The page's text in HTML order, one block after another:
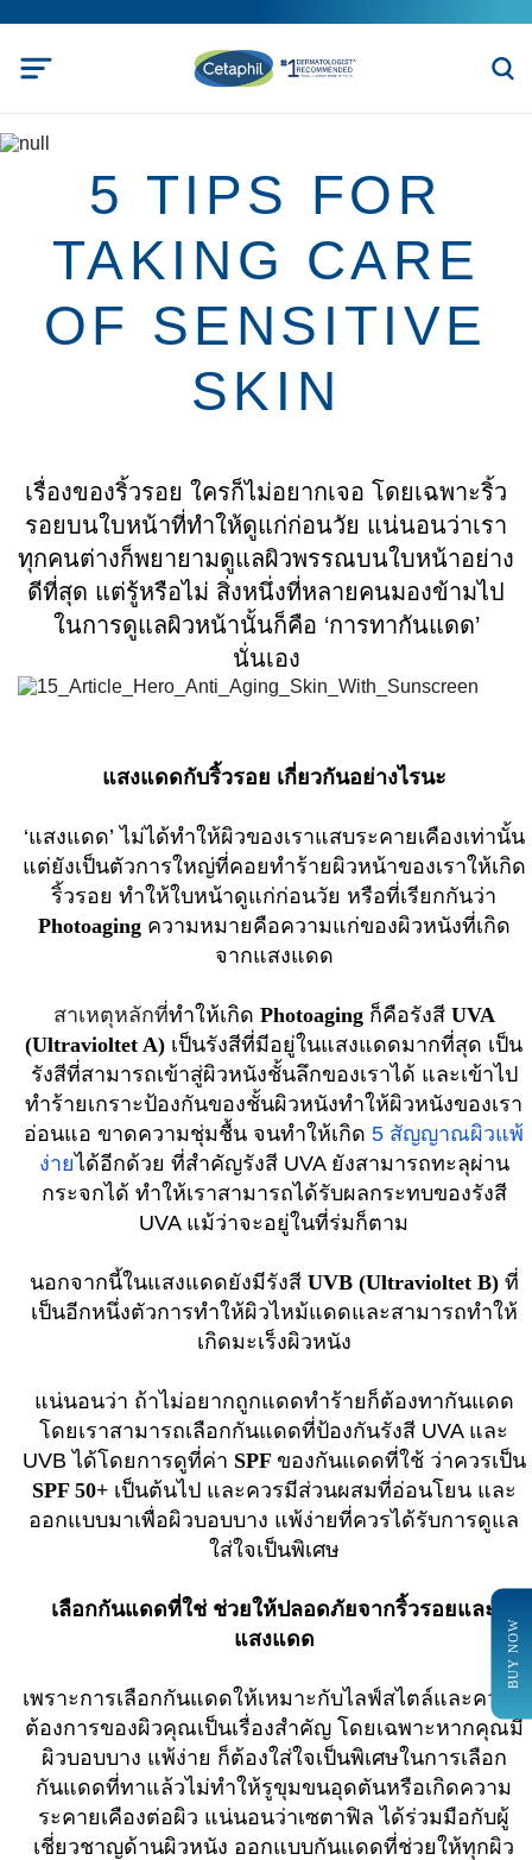
5 TIPS FOR
TAKING CARE
OF SENSITIVE
SKIN
เรื่องของริ้วรอย ใครก็ไม่อยากเจอ โดยเฉพาะริ้ว
รอยบนใบหน้าที่ทำให้ดูแก่ก่อนวัย แน่นอนว่าเรา
ทุกคนต่างก็พยายามดูแลผิวพรรณบนใบหน้าอย่าง
ดีที่สุด แต่รู้หรือไม่ สิ่งหนึ่งที่หลายคนมองข้ามไป
ในการดูแลผิวหน้านั้นก็คือ ‘การทากันแดด’
นั่นเอง
แสงแดดกับริ้วรอย เกี่ยวกันอย่างไรนะ
‘แสงแดด’ ไม่ได้ทำให้ผิวของเราแสบระคายเคืองเท่านั้น
แต่ยังเป็นตัวการใหญ่ที่คอยทำร้ายผิวหน้าของเราให้เกิด
ริ้วรอย ทำให้ใบหน้าดูแก่ก่อนวัย หรือที่เรียกกันว่า
Photoagingความหมายคือความแก่ของผิวหนังที่เกิด
จากแสงแดด
สาเหตุหลักที่ทำให้เกิด Photoagingก็คือรังสีUVA
(Ultravioltet A) เป็นรังสีที่มีอยู่ในแสงแดดมากที่สุด เป็น
รังสีที่สามารถเข้าสู่ผิวหนังชั้นลึกของเราได้ และเข้าไป
ทำร้ายเกราะป้องกันของชั้นผิวหนังทำให้ผิวหนังของเรา
อ่อนแอ ขาดความชุ่มชื้น จนทำให้เกิด5 สัญญาณผิวแพ้
ง่ายได้อีกด้วย ที่สำคัญรังสี UVA ยังสามารถทะลุผ่าน
กระจกได้ ทำให้เราสามารถได้รับผลกระทบของรังสี
UVA แม้ว่าจะอยู่ในที่ร่มก็ตาม
นอกจากนี้ในแสงแดดยังมีรังสีUVB (Ultravioltet B) ที่
เป็นอีกหนึ่งตัวการทำให้ผิวไหม้แดดและสามารถทำให้
เกิดมะเร็งผิวหนัง
แน่นอนว่า ถ้าไม่อยากถูกแดดทำร้ายก็ต้องทากันแดด
โดยเราสามารถเลือกกันแดดที่ป้องกันรังสี UVA และ
UVB ได้โดยการดูที่ค่า SPF ของกันแดดที่ใช้ ว่าควรเป็น
SPF 50+ เป็นต้นไป และควรมีส่วนผสมที่อ่อนโยน และ
ออกแบบมาเพื่อผิวบอบบาง แพ้ง่ายที่ควรได้รับการดูแล
ใส่ใจเป็นพิเศษ
เลือกกันแดดที่ใช่ ช่วยให้ปลอดภัยจากริ้วรอยและ
แสงแดด
เพราะการเลือกกันแดดให้เหมาะกับไลฟ์สไตล์และความ
ต้องการของผิวคุณเป็นเรื่องสำคัญ โดยเฉพาะหากคุณมี
ผิวบอบบาง แพ้ง่าย ก็ต้องใส่ใจเป็นพิเศษในการเลือก
กันแดดที่ทาแล้วไม่ทำให้รูขุมขนอุดตันหรือเกิดความ
ระคายเคืองต่อผิว แน่นอนว่าเซตาฟิล ได้ร่วมมือกับผู้
เชี่ยวชาญด้านผิวหนัง ออกแบบกันแดดที่ช่วยให้ทุกผิว
BUY NOW